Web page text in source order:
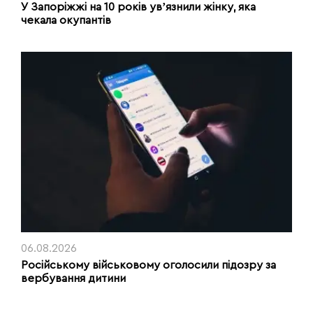
У Запоріжжі на 10 років увʼязнили жінку, яка
чекала окупантів
06.08.2026
Російському військовому оголосили підозру за
вербування дитини